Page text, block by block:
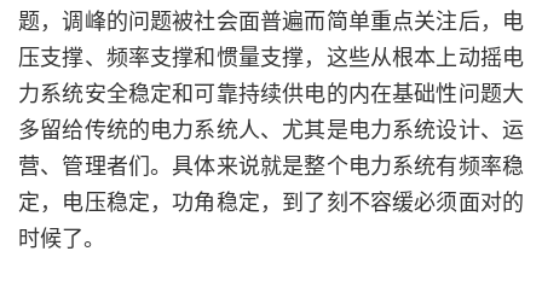
题，调峰的问题被社会面普遍而简单重点关注后，电
压支撑、频率支撑和惯量支撑，这些从根本上动摇电
力系统安全稳定和可靠持续供电的内在基础性问题大
多留给传统的电力系统人、尤其是电力系统设计、运
营、管理者们。具体来说就是整个电力系统有频率稳
定，电压稳定，功角稳定，到了刻不容缓必须面对的
时候了。